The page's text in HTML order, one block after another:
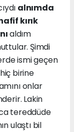
alnımda
kırık
aldım
Şimdi
ismi geçen
birine
onlar
Lakin
tereddüde
ulaştı bil